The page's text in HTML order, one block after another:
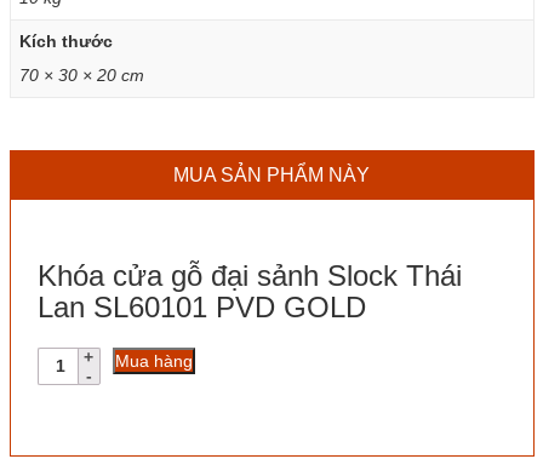
Kích thước
70 × 30 × 20 cm
MUA SẢN PHẨM NÀY
Khóa cửa gỗ đại sảnh Slock Thái
Lan SL60101 PVD GOLD
Khóa
Mua hàng